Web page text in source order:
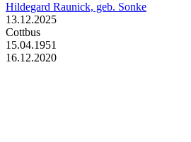
Hildegard Raunick, geb. Sonke
13.12.2025
Cottbus
15.04.1951
16.12.2020